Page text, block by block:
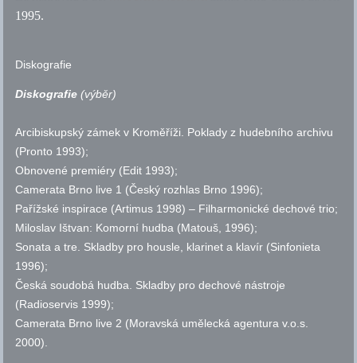
1995.
Diskografie
Diskografie (výběr)
Arcibiskupský zámek v Kroměříži. Poklady z hudebního archivu
(Pronto 1993);
Obnovené premiéry (Edit 1993);
Camerata Brno live 1 (Český rozhlas Brno 1996);
Pařížské inspirace (Artimus 1998) – Filharmonické dechové trio;
Miloslav Ištvan: Komorní hudba (Matouš, 1996);
Sonata a tre. Skladby pro housle, klarinet a klavír (Sinfonieta
1996);
Česká soudobá hudba. Skladby pro dechové nástroje
(Radioservis 1999);
Camerata Brno live 2 (Moravská umělecká agentura v.o.s.
2000).